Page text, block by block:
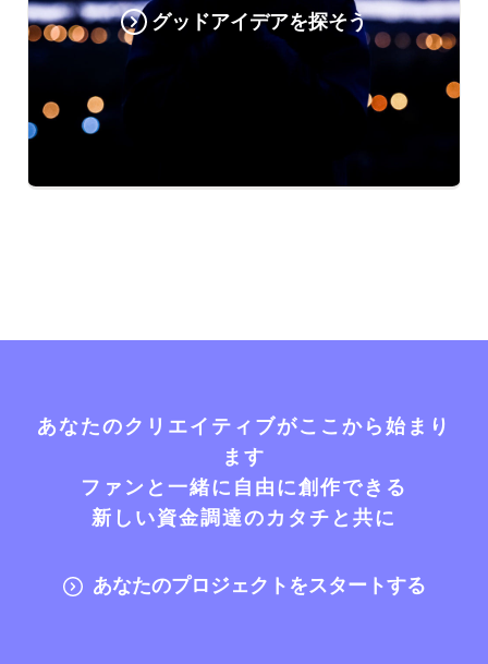
グッドアイデアを探そう
あなたのクリエイティブがここから始まり
ます
ファンと一緒に自由に創作できる
新しい資金調達のカタチと共に
あなたのプロジェクトをスタートする